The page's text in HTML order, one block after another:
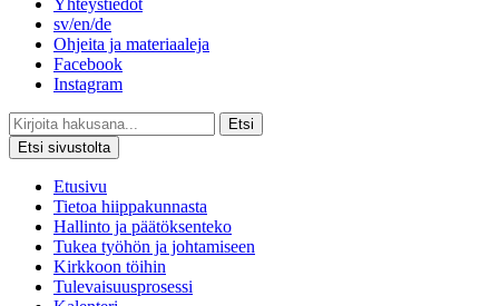
Yhteystiedot
sv/en/de
Ohjeita ja materiaaleja
Facebook
Instagram
Etsi
Etsi sivustolta
Etusivu
Tietoa hiippakunnasta
Hallinto ja päätöksenteko
Tukea työhön ja johtamiseen
Kirkkoon töihin
Tulevaisuusprosessi